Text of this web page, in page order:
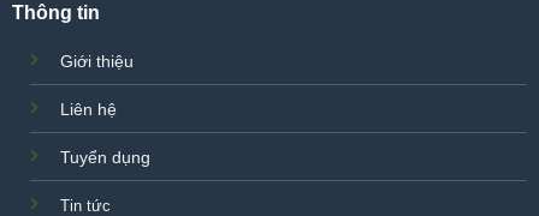
Thông tin
Giới thiệu
Liên hệ
Tuyển dụng
Tin tức